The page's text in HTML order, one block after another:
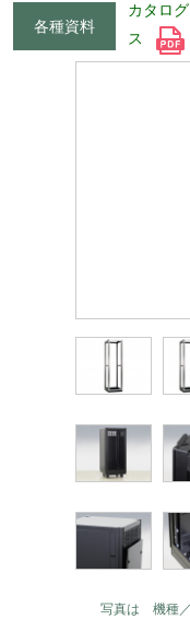
各種資料
カタログ
ス
写真は 機種